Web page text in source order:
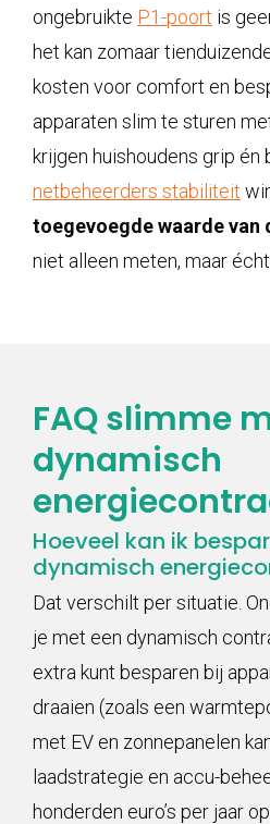
ongebruikte P1-poort is
het kan zomaar
kosten voor comfort en
apparaten slim te sturen
krijgen huishoudens grip én
netbeheerders stabiliteit
toegevoegde waarde van
niet alleen meten, maar écht
FAQ slimme
dynamisch
Hoeveel kan ik
dynamisch
Dat verschilt per situatie.
je met een dynamisch
extra kunt besparen bij
draaien (zoals een
met EV en zonnepanelen
laadstrategie en accu-
honderden euro’s per jaar